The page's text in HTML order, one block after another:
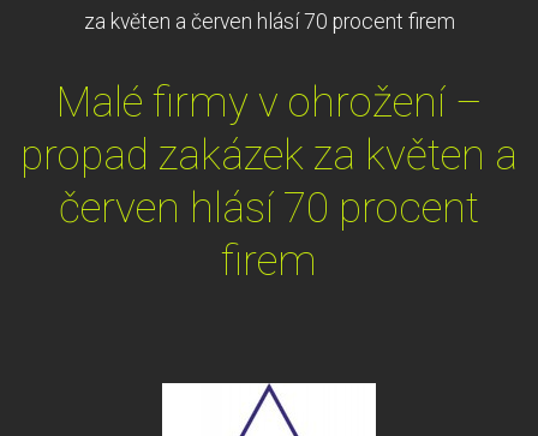
za květen a červen hlásí 70 procent firem
Malé firmy v ohrožení –
propad zakázek za květen a
červen hlásí 70 procent
firem